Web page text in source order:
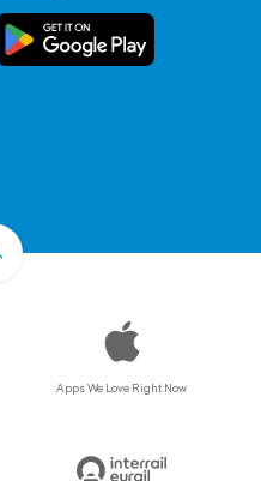
Apps We Love Right Now